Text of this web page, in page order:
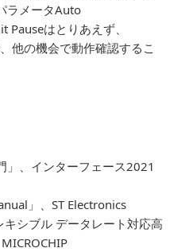
ラメータAuto
はとりあえず、
他の機会で動作確認するこ
」、インターフェース2021
」、ST Electronics
シブル データレート対応高